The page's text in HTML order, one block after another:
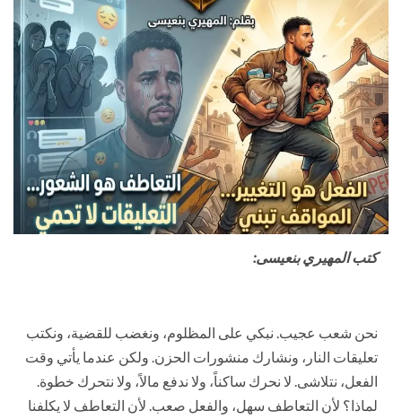
كتب المهيري بنعيسى:
نحن شعب عجيب. نبكي على المظلوم، ونغضب للقضية، ونكتب
تعليقات النار، ونشارك منشورات الحزن. ولكن عندما يأتي وقت
الفعل، نتلاشى. لا نحرك ساكناً، ولا ندفع مالاً، ولا نتحرك خطوة.
لماذا؟ لأن التعاطف سهل، والفعل صعب. لأن التعاطف لا يكلفنا